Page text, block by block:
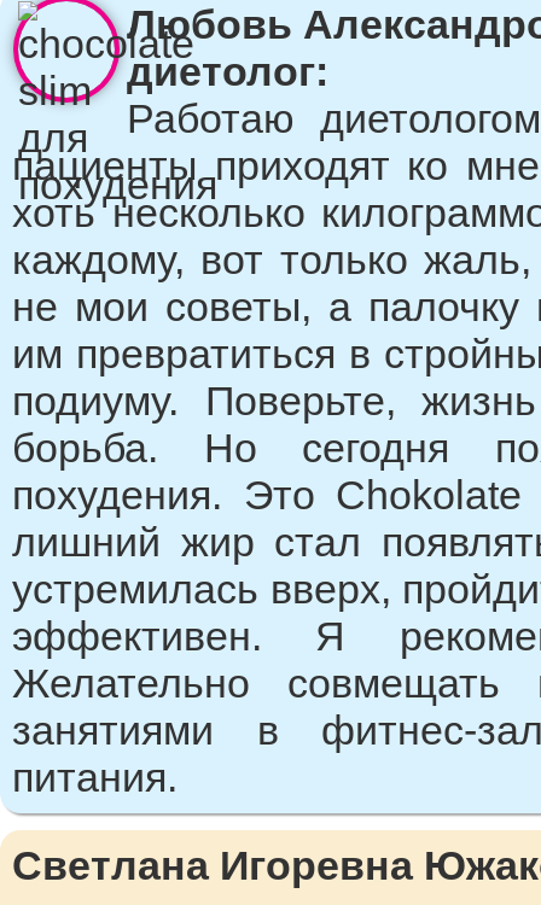
Любовь
диетолог:
Работаю
пациенты приходят ко
хоть несколько
каждому, вот только
не мои советы, а палочку
им превратиться в
подиуму. Поверьте,
борьба. Но сегодня
похудения. Это
лишний жир стал
устремилась вверх,
эффективен. Я
Желательно совмещать
занятиями в фитнес-
питания.
Светлана Игоревна